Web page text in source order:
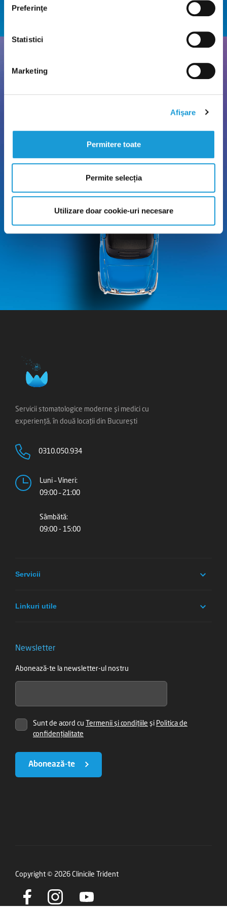
Preferinţe
Statistici
Marketing
Afişare
Permitere toate
Permite selecția
Utilizare doar cookie-uri necesare
Parcare gratuită
Servicii stomatologice moderne și medici cu
experiență, în două locații din București
0310.050.934
Luni – Vineri:
09:00 – 21:00
Sâmbătă:
09:00 - 15:00
Servicii
Linkuri utile
Newsletter
Abonează-te la newsletter-ul nostru
Sunt de acord cu Termenii și condițiile și Politica de
confidențialitate
Abonează-te
Copyright © 2026 Clinicile Trident